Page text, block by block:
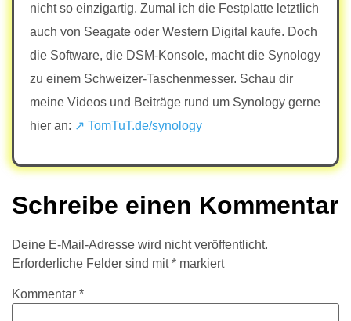
nicht so einzigartig. Zumal ich die Festplatte letztlich
auch von Seagate oder Western Digital kaufe. Doch
die Software, die DSM-Konsole, macht die Synology
zu einem Schweizer-Taschenmesser. Schau dir
meine Videos und Beiträge rund um Synology gerne
hier an: ↗ TomTuT.de/synology
Schreibe einen Kommentar
Deine E-Mail-Adresse wird nicht veröffentlicht.
Erforderliche Felder sind mit* markiert
Kommentar *